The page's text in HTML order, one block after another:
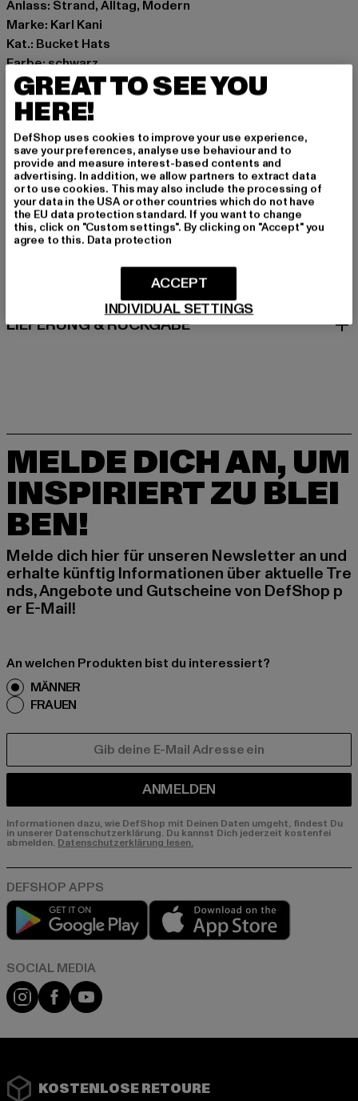
Anlass: Strand, Alltag, Modern
Marke: Karl Kani
Kat.: Bucket Hats
Farbe: schwarz
Hersteller Farbe: black
Materialzusammensetzung: 100% Polyester
Art.Nr: 7115214-00007
Hersteller: Urban Styles Agency GmbH & Co. KG |
agentur@urbanstylesagency.com
Schanzenstraße 41 | 51063 Köln | DE
GRÖSSE & PASSFORM
LIEFERUNG & RÜCKGABE
MELDE DICH AN, UM
INSPIRIERT ZU BLEI
BEN!
Melde dich hier für unseren Newsletter an und
erhalte künftig Informationen über aktuelle Tre
nds, Angebote und Gutscheine von DefShop p
er E-Mail!
An welchen Produkten bist du interessiert?
MÄNNER
FRAUEN
ANMELDEN
Informationen dazu, wie DefShop mit Deinen Daten umgeht, findest Du
in unserer Datenschutzerklärung. Du kannst Dich jederzeit kostenfei
abmelden. Datenschutzerklärung lesen.
Play market
Instagram
FacebookYouTube
KOSTENLOSE RETOURE
GREAT TO SEE YOU
HERE!
DefShop uses cookies to improve your use experience,
save your preferences, analyse use behaviour and to
provide and measure interest-based contents and
advertising. In addition, we allow partners to extract data
or to use cookies. This may also include the processing of
your data in the USA or other countries which do not have
the EU data protection standard. If you want to change
this, click on "Custom settings". By clicking on "Accept" you
agree to this. Data protection
INDIVIDUAL SETTINGS
ACCEPT